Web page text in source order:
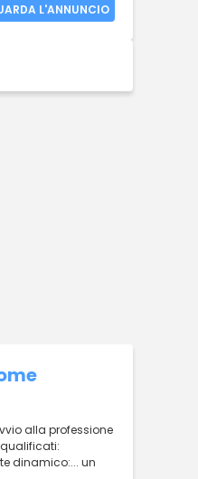
L'ANNUNCIO
alla professione
dinamico:... un